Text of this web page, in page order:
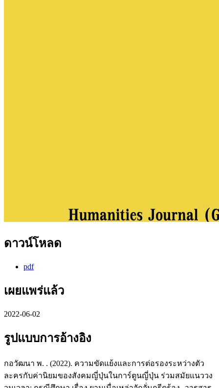
ดาวน์โหลด
pdf
เผยแพร่แล้ว
2022-06-02
รูปแบบการอ้างอิง
กอวัฒนา พ. . (2022). ความขัดแย้งและการต่อรองระหว่างตัว
ละครกับค่านิยมของสังคมญี่ปุ่นในการ์ตูนญี่ปุ่น ร่วมสมัยแนววง